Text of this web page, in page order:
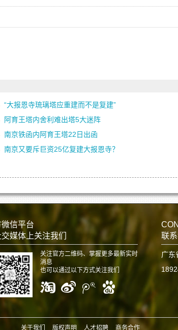
“大报恩寺琉璃塔应重建而不是复建”
阿育王塔内舍利难出塔5大迷阵
南京铁函内阿育王塔22日出函
南京又要斥巨资25亿复建大报恩寺？
信平台
交媒体上关注我们
关注官方二维码、掌握更多最新实时
消息
也可以通过以下方式关注我们
联系
广东
关于我们 版权声明 人才招聘 商务合作